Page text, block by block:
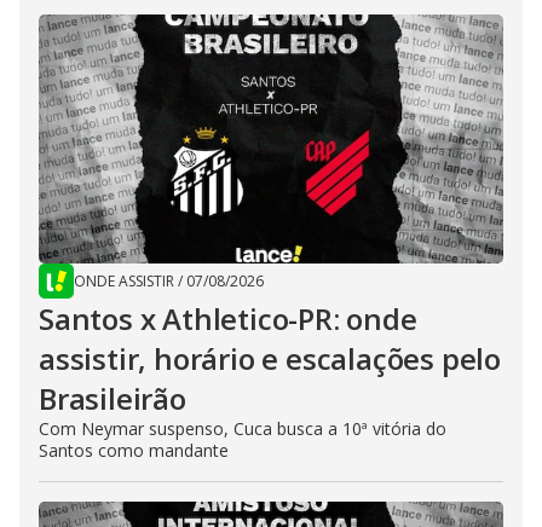
ONDE ASSISTIR/ 07/08/2026
Santos x Athletico-PR: onde
assistir, horário e escalações pelo
Brasileirão
Com Neymar suspenso, Cuca busca a 10ª vitória do
Santos como mandante